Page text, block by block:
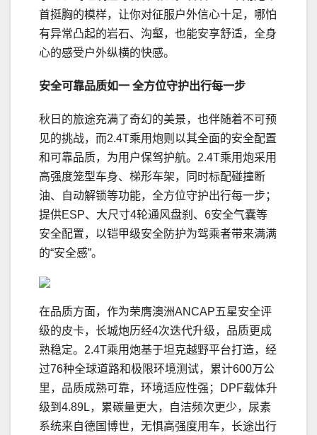
首挺胸的模样，让你对征服户外信心十足，哪怕
有异常凸起的岩石、沟壑，也能安享舒适，全身
心的感受户外纵横的快感。
安全可靠品质如一 全方位守护出行每一步
秋日的旅途充满了奇幻的美景，也伴随着不可预
见的挑战，而2.4T乘用炮则以其全面的安全配置
和可靠品质，为用户保驾护航。2.4T乘用炮采用
高强度笼型车身、梯形车架，同时标配碰撞断
油、自动解锁等功能，全方位守护出行每一步；
提供ESP、大尺寸4轮通风盘刹、6安全气囊等
安全配置，以铠甲级安全防护为驾乘者带来满满
的“安全感”。
在品质方面，作为荣膺澳洲ANCAP五星安全评
级的皮卡，长城炮历经4次迭代升级，品质更成
熟稳定。2.4T乘用炮基于坦克越野平台打造，经
过76种全球道路和极限环境测试，累计600万公
里，品质成熟可靠，环境适应性强；DPF载体升
级到4.89L，累碳量更大，自洁频次更少，尿素
系统来自德国博世，无惧高强度用车，长途出行